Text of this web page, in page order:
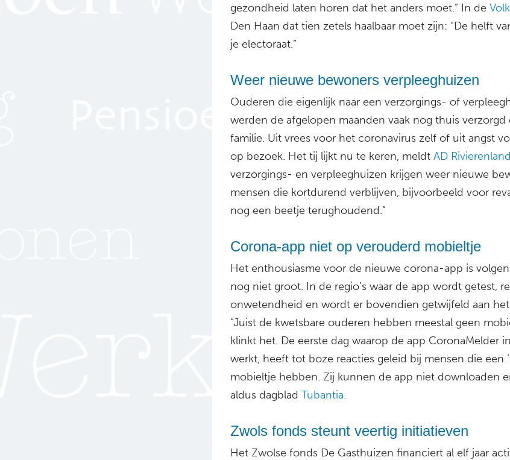
gezondheid laten horen dat het anders moet.” In de
Den Haan dat tien zetels haalbaar moet zijn: “De helft
je electoraat.”
Weer nieuwe bewoners verpleeghuizen
Ouderen die eigenlijk naar een verzorgings- of
werden de afgelopen maanden vaak nog thuis
familie. Uit vrees voor het coronavirus zelf of uit angst
op bezoek. Het tij lijkt nu te keren, meldt AD Rivierenland
verzorgings- en verpleeghuizen krijgen weer nieuwe
mensen die kortdurend verblijven, bijvoorbeeld voor
nog een beetje terughoudend.”
Corona-app niet op verouderd mobieltje
Het enthousiasme voor de nieuwe corona-app is
nog niet groot. In de regio’s waar de app wordt getest,
onwetendheid en wordt er bovendien getwijfeld aan
“Juist de kwetsbare ouderen hebben meestal geen
klinkt het. De eerste dag waarop de app CoronaMelder
werkt, heeft tot boze reacties geleid bij mensen die een
mobieltje hebben. Zij kunnen de app niet downloaden
aldus dagblad Tubantia.
Zwols fonds steunt veertig initiatieven
Het Zwolse fonds De Gasthuizen financiert al elf jaar